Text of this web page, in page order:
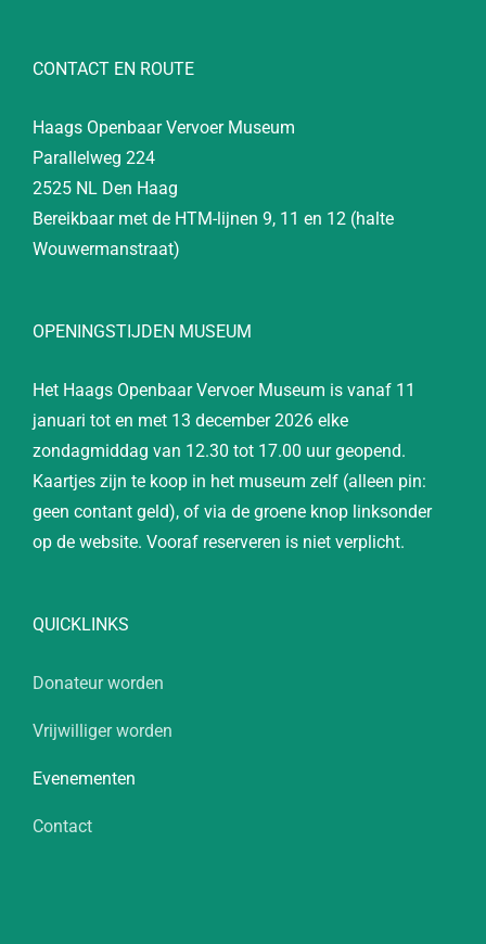
CONTACT EN ROUTE
Haags Openbaar Vervoer Museum
Parallelweg 224
2525 NL Den Haag
Bereikbaar met de HTM-lijnen 9, 11 en 12 (halte
Wouwermanstraat)
OPENINGSTIJDEN MUSEUM
Het Haags Openbaar Vervoer Museum is vanaf 11
januari tot en met 13 december 2026 elke
zondagmiddag van 12.30 tot 17.00 uur geopend.
Kaartjes zijn te koop in het museum zelf (alleen pin:
geen contant geld), of via de groene knop linksonder
op de website. Vooraf reserveren is niet verplicht.
QUICKLINKS
Donateur worden
Vrijwilliger worden
Evenementen
Contact